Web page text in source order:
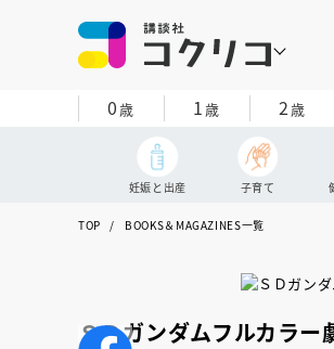
0歳 1歳 2歳
妊娠と出産 子育て
TOP BOOKS＆MAGAZINES一覧
ＳＤガンダムフルカラー